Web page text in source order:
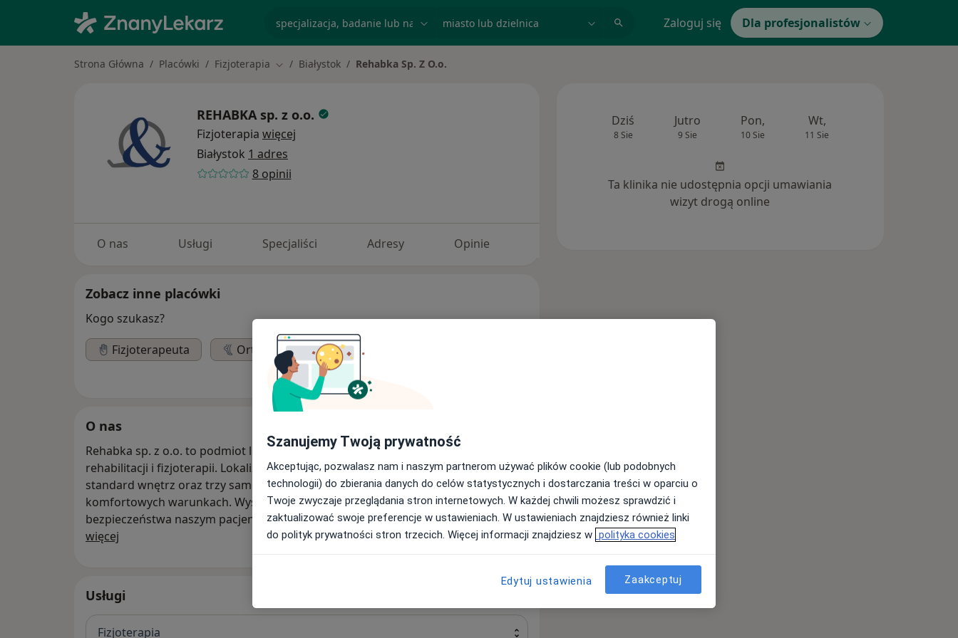
Zaloguj się Dla profesjonalistów
Strona Główna Placówki Fizjoterapia Zmień miasto
Białystok Rehabka Sp. Z O.o.
REHABKA sp. z o.o.
Fizjoterapia więcej
Białystok 1 adres
8 opinii
O nas Usługi Specjaliści Adresy Opinie
Zobacz inne placówki
Kogo szukasz?
Fizjoterapeuta
Ortopeda Ginekolog
O nas
Rehabka sp. z o.o. to podmiot leczniczy sprofilowany na świadczenie usług
rehabilitacji i fizjoterapii. Lokalizacja w centrum miasta Białegostoku, zwiększony
standard wnętrz oraz trzy samodzielne gabinety, pozwalają nam na pracę w
komfortowych warunkach. Wysoką jakością usług zapewniamy poczucie
bezpieczeństwa naszym pacjentom oczekującym indywidualnej terapii.
* Szacunek dla Państwa czasu:
- umawiamy wizytę na konkretne godziny, pacjent nie czeka na przyjęcie przez
fizjoterapeutę w kolejce oczekujących, może precyzyjnie wkomponować wizytę w
więcej
Usługi
Fizjoterapia
Dziś
8 Sie
Jutro
9 Sie
Pon,
10 Sie
Wt,
11 Sie
Ta klinika nie udostępnia opcji umawiania
wizyt drogą online
Szanujemy Twoją prywatność
Akceptując, pozwalasz nam i naszym partnerom używać plików cookie (lub podobnych
technologii) do zbierania danych do celów statystycznych i dostarczania treści w oparciu o
Twoje zwyczaje przeglądania stron internetowych. W każdej chwili możesz sprawdzić i
zaktualizować swoje preferencje w ustawieniach. W ustawieniach znajdziesz również linki
do polityk prywatności stron trzecich. Więcej informacji znajdziesz w polityka cookies
Edytuj ustawienia Zaakceptuj